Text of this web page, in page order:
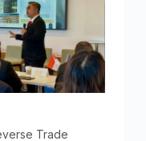
Trade